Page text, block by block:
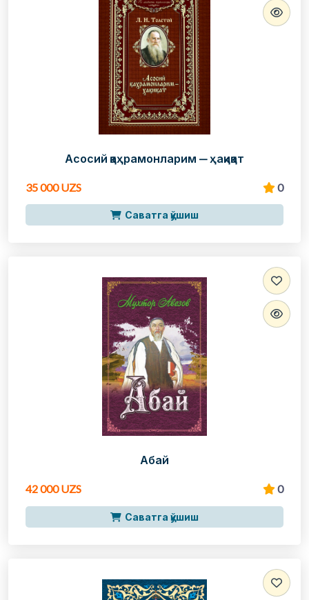
Асосий қаҳрамонларим — ҳақиқат
35 000 UZS 0
Саватга қўшиш
Абай
42 000 UZS 0
Саватга қўшиш